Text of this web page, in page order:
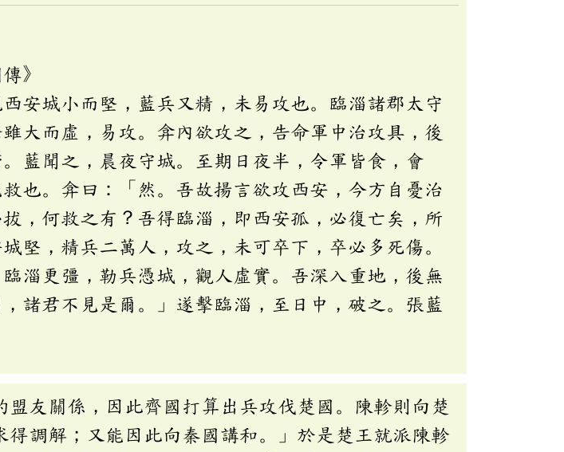
》
安城小而堅，藍兵又精，未易攻也。臨淄諸郡太守
大而虛，易攻。弇內欲攻之，告命軍中治攻具，後
藍聞之，晨夜守城。至期日夜半，令軍皆食，會
也。弇曰：「然。吾故揚言欲攻西安，今方自憂治
，何救之有？吾得臨淄，即西安孤，必復亡矣，所
堅，精兵二萬人，攻之，未可卒下，卒必多死傷。
淄更彊，勒兵憑城，觀人虛實。吾深入重地，後無
諸君不見是爾。」遂擊臨淄，至日中，破之。張藍
友關係，因此齊國打算出兵攻伐楚國。陳軫則向楚
得調解；又能因此向秦國講和。」於是楚王就派陳軫